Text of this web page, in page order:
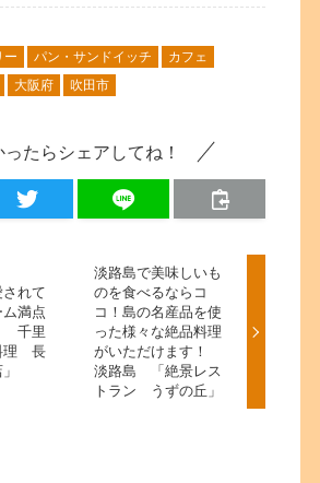
ー パン・サンドイッチ
カフェ
大阪府 吹田市
ったらシェアしてね！
れて
満点
千里
理 長
淡路島で美味しいも
のを食べるならコ
コ！島の名産品を使
った様々な絶品料理
がいただけます！
淡路島 「絶景レス
トラン うずの丘」